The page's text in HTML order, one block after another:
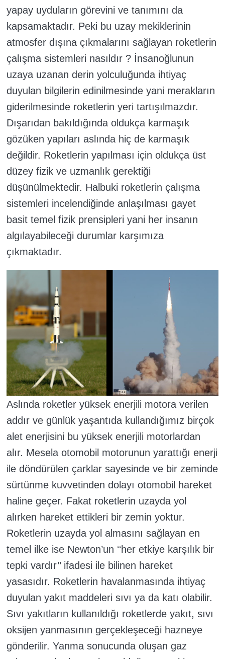
yapay uyduların görevini ve tanımını da
kapsamaktadır. Peki bu uzay mekiklerinin
atmosfer dışına çıkmalarını sağlayan roketlerin
çalışma sistemleri nasıldır ? İnsanoğlunun
uzaya uzanan derin yolculuğunda ihtiyaç
duyulan bilgilerin edinilmesinde yani merakların
giderilmesinde roketlerin yeri tartışılmazdır.
Dışarıdan bakıldığında oldukça karmaşık
gözüken yapıları aslında hiç de karmaşık
değildir. Roketlerin yapılması için oldukça üst
düzey fizik ve uzmanlık gerektiği
düşünülmektedir. Halbuki roketlerin çalışma
sistemleri incelendiğinde anlaşılması gayet
basit temel fizik prensipleri yani her insanın
algılayabileceği durumlar karşımıza
çıkmaktadır.
Aslında roketler yüksek enerjili motora verilen
addır ve günlük yaşantıda kullandığımız birçok
alet enerjisini bu yüksek enerjili motorlardan
alır. Mesela otomobil motorunun yarattığı enerji
ile döndürülen çarklar sayesinde ve bir zeminde
sürtünme kuvvetinden dolayı otomobil hareket
haline geçer. Fakat roketlerin uzayda yol
alırken hareket ettikleri bir zemin yoktur.
Roketlerin uzayda yol almasını sağlayan en
temel ilke ise Newton’un ‘‘her etkiye karşılık bir
tepki vardır’’ ifadesi ile bilinen hareket
yasasıdır. Roketlerin havalanmasında ihtiyaç
duyulan yakıt maddeleri sıvı ya da katı olabilir.
Sıvı yakıtların kullanıldığı roketlerde yakıt, sıvı
oksijen yanmasının gerçekleşeceği hazneye
gönderilir. Yanma sonucunda oluşan gaz